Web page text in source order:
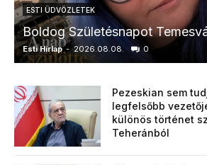
ESTI ÜDVÖZLETEK
Boldog Születésnapot
Esti Hírlap - 2026.08.08. 0
Pezeskian sem
legfelsőbb
különös történet
Teheránból